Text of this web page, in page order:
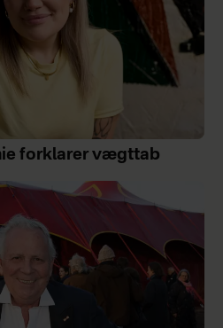
forklarer vægttab